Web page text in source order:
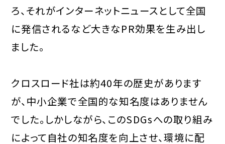
ろ、それがインターネットニュースとして全国
に発信されるなど大きなPR効果を生み出し
ました。
クロスロード社は約40年の歴史があります
が、中小企業で全国的な知名度はありません
でした。しかしながら、このSDGsへの取り組み
によって自社の知名度を向上させ、環境に配